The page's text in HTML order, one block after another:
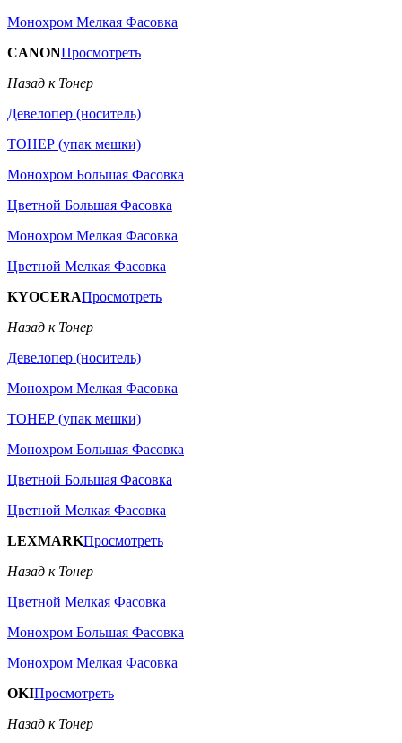
Монохром Мелкая Фасовка
CANONПросмотреть
Назад к Тонер
Девелопер (носитель)
ТОНЕР (упак мешки)
Монохром Большая Фасовка
Цветной Большая Фасовка
Монохром Мелкая Фасовка
Цветной Мелкая Фасовка
KYOCERAПросмотреть
Назад к Тонер
Девелопер (носитель)
Монохром Мелкая Фасовка
ТОНЕР (упак мешки)
Монохром Большая Фасовка
Цветной Большая Фасовка
Цветной Мелкая Фасовка
LEXMARKПросмотреть
Назад к Тонер
Цветной Мелкая Фасовка
Монохром Большая Фасовка
Монохром Мелкая Фасовка
OKIПросмотреть
Назад к Тонер